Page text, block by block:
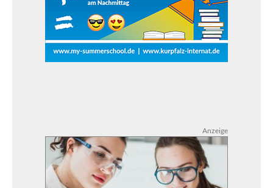
Anzeige